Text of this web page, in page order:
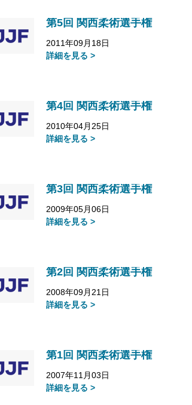
第5回 関西柔術選手権
2011年09月18日
詳細を見る >
第4回 関西柔術選手権
2010年04月25日
詳細を見る >
第3回 関西柔術選手権
2009年05月06日
詳細を見る >
第2回 関西柔術選手権
2008年09月21日
詳細を見る >
第1回 関西柔術選手権
2007年11月03日
詳細を見る >